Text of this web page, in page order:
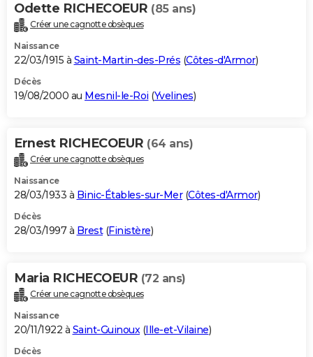
Odette RICHECOEUR (85 ans)
Créer une cagnotte obsèques
Naissance
22/03/1915 à Saint-Martin-des-Prés (Côtes-d'Armor)
Décès
19/08/2000 au Mesnil-le-Roi (Yvelines)
Ernest RICHECOEUR (64 ans)
Créer une cagnotte obsèques
Naissance
28/03/1933 à Binic-Étables-sur-Mer(Côtes-d'Armor)
Décès
28/03/1997 à Brest(Finistère)
Maria RICHECOEUR (72 ans)
Créer une cagnotte obsèques
Naissance
20/11/1922 à Saint-Guinoux(Ille-et-Vilaine)
Décès